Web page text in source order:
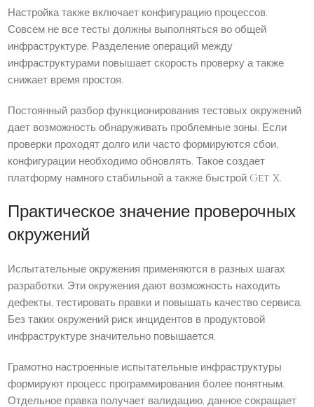
Настройка также включает конфигурацию процессов.
Совсем не все тесты должны выполняться во общей
инфраструктуре. Разделение операций между
инфраструктурами повышает скорость проверку а также
снижает время простоя.
Постоянный разбор функционирования тестовых окружений
дает возможность обнаруживать проблемные зоны. Если
проверки проходят долго или часто формируются сбои,
конфигурации необходимо обновлять. Такое создает
платформу намного стабильной а также быстрой Get X.
Практическое значение проверочных
окружений
Испытательные окружения применяются в разных шагах
разработки. Эти окружения дают возможность находить
дефекты, тестировать правки и повышать качество сервиса.
Без таких окружений риск инцидентов в продуктовой
инфраструктуре значительно повышается.
Грамотно настроенные испытательные инфраструктуры
формируют процесс программирования более понятным.
Отдельное правка получает валидацию, данное сокращает